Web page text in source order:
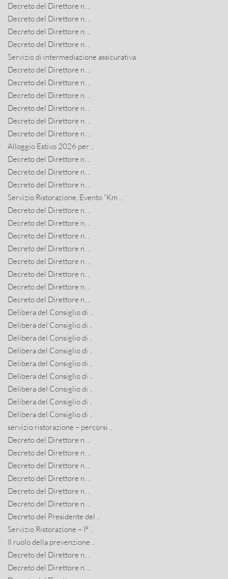
Decreto del Direttore n. ..
Decreto del Direttore n. ..
Decreto del Direttore n. ..
Decreto del Direttore n. ..
Servizio di intermediazione assicurativa
Decreto del Direttore n. ..
Decreto del Direttore n. ..
Decreto del Direttore n. ..
Decreto del Direttore n. ..
Decreto del Direttore n. ..
Decreto del Direttore n. ..
Alloggio Estivo 2026 per ..
Decreto del Direttore n. ..
Decreto del Direttore n. ..
Decreto del Direttore n. ..
Servizio Ristorazione, Evento “Km ..
Decreto del Direttore n. ..
Decreto del Direttore n. ..
Decreto del Direttore n. ..
Decreto del Direttore n. ..
Decreto del Direttore n. ..
Decreto del Direttore n. ..
Decreto del Direttore n. ..
Decreto del Direttore n. ..
Delibera del Consiglio di ..
Delibera del Consiglio di ..
Delibera del Consiglio di ..
Delibera del Consiglio di ..
Delibera del Consiglio di ..
Delibera del Consiglio di ..
Delibera del Consiglio di ..
Delibera del Consiglio di ..
Delibera del Consiglio di ..
servizio ristorazione – percorsi ..
Decreto del Direttore n. ..
Decreto del Direttore n. ..
Decreto del Direttore n. ..
Decreto del Direttore n. ..
Decreto del Direttore n. ..
Decreto del Direttore n. ..
Decreto del Presidente del ..
Servizio Ristorazione – I° ..
Il ruolo della prevenzione ..
Decreto del Direttore n. ..
Decreto del Direttore n. ..